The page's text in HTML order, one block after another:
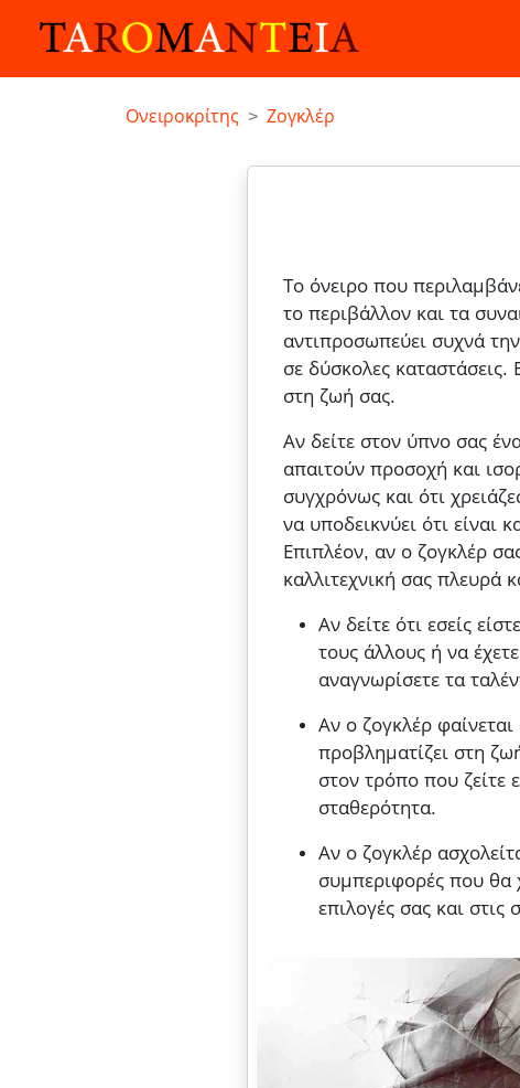
Ονειροκρίτης Ζογκλέρ
Το όνειρο που
το περιβάλλον και τα
αντιπροσωπεύει συχνά την
σε δύσκολες
στη ζωή σας.
Αν δείτε στον ύπνο σας
απαιτούν προσοχή και
συγχρόνως και ότι
να υποδεικνύει ότι είναι
Επιπλέον, αν ο ζογκλέρ
καλλιτεχνική σας πλευρά
Αν δείτε ότι εσείς
τους άλλους ή να
αναγνωρίσετε τα
Αν ο ζογκλέρ
προβληματίζει στη
στον τρόπο που ζείτε
σταθερότητα.
Αν ο ζογκλέρ
συμπεριφορές που θα
επιλογές σας και στις